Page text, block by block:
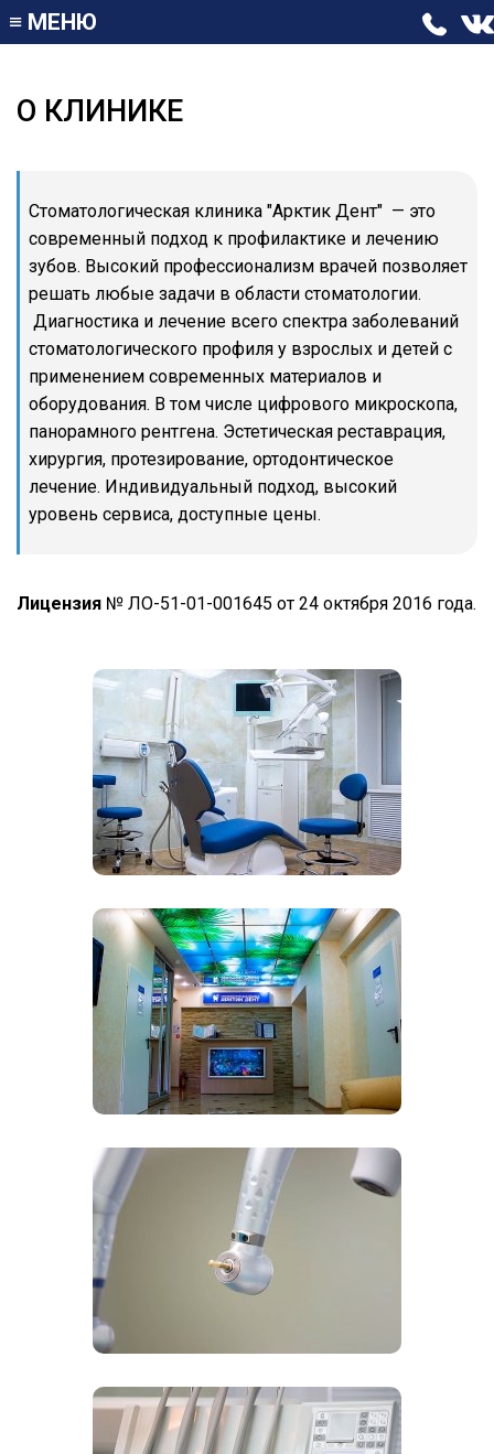
≡ МЕНЮ
О КЛИНИКЕ
Стоматологическая клиника "Арктик Дент" — это
современный подход к профилактике и лечению
зубов. Высокий профессионализм врачей позволяет
решать любые задачи в области стоматологии.
Диагностика и лечение всего спектра заболеваний
стоматологического профиля у взрослых и детей с
применением современных материалов и
оборудования. В том числе цифрового микроскопа,
панорамного рентгена. Эстетическая реставрация,
хирургия, протезирование, ортодонтическое
лечение. Индивидуальный подход, высокий
уровень сервиса, доступные цены.
Лицензия № ЛО-51-01-001645 от 24 октября 2016 года.